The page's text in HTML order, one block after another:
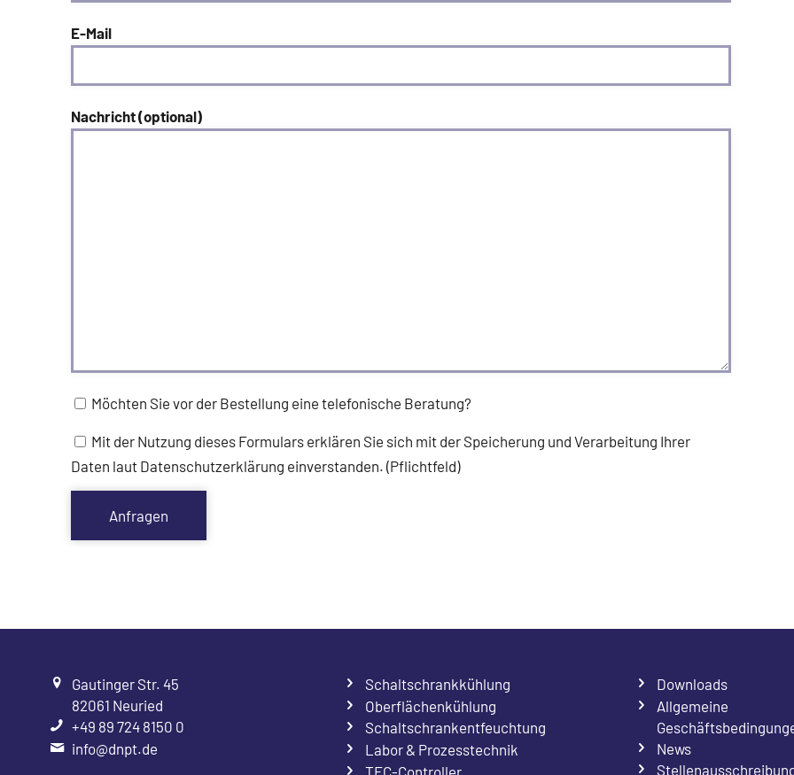
E-Mail
Nachricht (optional)
Möchten Sie vor der Bestellung eine telefonische Beratung?
Mit der Nutzung dieses Formulars erklären Sie sich mit der Speicherung und Verarbeitung Ihrer
Daten laut Datenschutzerklärung einverstanden. (Pflichtfeld)
Gautinger Str. 45
82061 Neuried
+49 89 724 8150 0
info@dnpt.de
Schaltschrankkühlung
Oberflächenkühlung
Schaltschrankentfeuchtung
Labor & Prozesstechnik
TEC-Controller
Downloads
Allgemeine
News